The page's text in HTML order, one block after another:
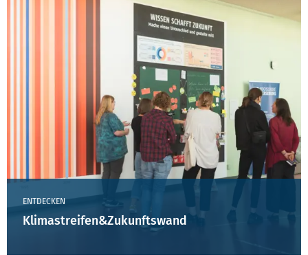
ENTDECKEN
Klimastreifen&Zukunftswand